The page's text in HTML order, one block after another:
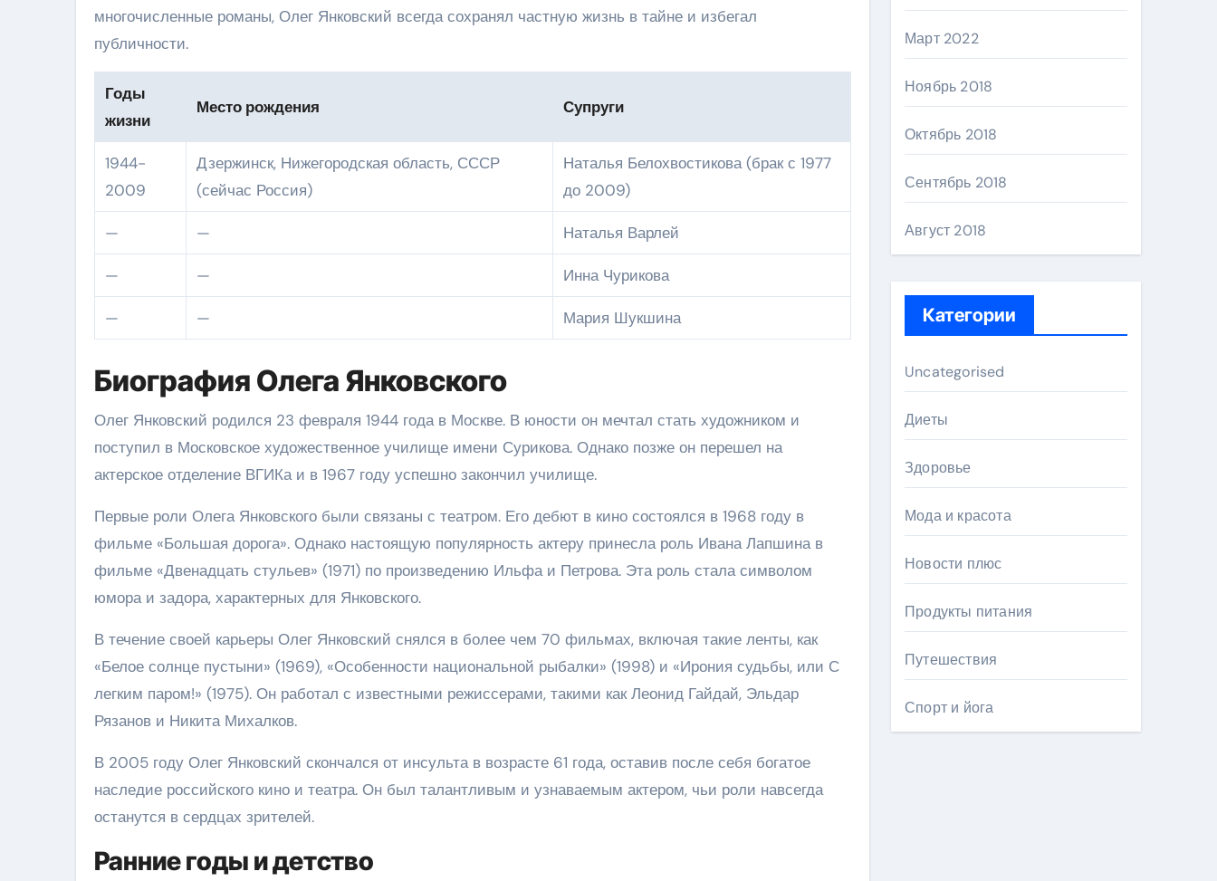
многочисленные романы, Олег Янковский всегда сохранял частную жизнь в тайне и избегал
публичности.
Годы
жизни
Место рождения Супруги
1944-
2009
Дзержинск, Нижегородская область, СССР
(сейчас Россия)
Наталья Белохвостикова (брак с 1977
до 2009)
— — Наталья Варлей
— — Инна Чурикова
— — Мария Шукшина
Биография Олега Янковского
Олег Янковский родился 23 февраля 1944 года в Москве. В юности он мечтал стать художником и
поступил в Московское художественное училище имени Сурикова. Однако позже он перешел на
актерское отделение ВГИКа и в 1967 году успешно закончил училище.
Первые роли Олега Янковского были связаны с театром. Его дебют в кино состоялся в 1968 году в
фильме «Большая дорога». Однако настоящую популярность актеру принесла роль Ивана Лапшина в
фильме «Двенадцать стульев» (1971) по произведению Ильфа и Петрова. Эта роль стала символом
юмора и задора, характерных для Янковского.
В течение своей карьеры Олег Янковский снялся в более чем 70 фильмах, включая такие ленты, как
«Белое солнце пустыни» (1969), «Особенности национальной рыбалки» (1998) и «Ирония судьбы, или С
легким паром!» (1975). Он работал с известными режиссерами, такими как Леонид Гайдай, Эльдар
Рязанов и Никита Михалков.
В 2005 году Олег Янковский скончался от инсульта в возрасте 61 года, оставив после себя богатое
наследие российского кино и театра. Он был талантливым и узнаваемым актером, чьи роли навсегда
останутся в сердцах зрителей.
Ранние годы и детство
Март 2022
Ноябрь 2018
Октябрь 2018
Сентябрь 2018
Август 2018
Категории
Uncategorised
Диеты
Здоровье
Мода и красота
Новости плюс
Продукты питания
Путешествия
Спорт и йога